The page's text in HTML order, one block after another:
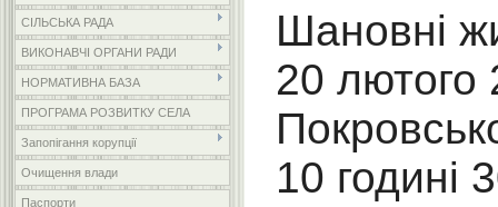
СІЛЬСЬКА РАДА
ВИКОНАВЧІ ОРГАНИ РАДИ
НОРМАТИВНА БАЗА
ПРОГРАМА РОЗВИТКУ СЕЛА
Запопігання корупції
Очищення влади
Паспорти
Шановні
20 лютого
10 годині